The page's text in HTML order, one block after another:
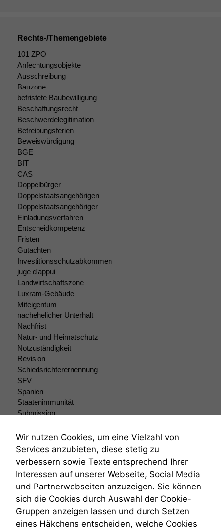
Rechts-/Themengebiete
101 ZPO
Anfechtungsobjekte
Ausschreibung
Bauzone
befristete Baubewilligung
Beschaffungsrecht
Beschwerdelegitimation
Betreibungsferien
Beweiswürdigung
BGE
BIT
CAS
Doppelbürger
Doppelstaatsangehörigen
Doppelstaatsangehöriger
Einladungsverfahren
Entscheidkompetenz
Fristen
Gutachten
Investitionsschutzabkommen
juge d'appui
Landwirtschaftszone
Luxram-Gebäude
Miteigentum
nachehelicher Unterhalt
Nachfrist
Natur- und Heimatschutz
Notzuständigkeit
Revision
Schiedsrichterernennung
SFV
Spanien
Staatenimmunität
Submission
Teilungsklage
Venezuela
VRK
Wiederherstellungsanordnung
Zivilprozessordnung
ZPO
Zustellfiktion
Zuständigkeit
Öffentliches Personalrecht
Wir nutzen Cookies, um eine Vielzahl von
Services anzubieten, diese stetig zu
verbessern sowie Texte entsprechend Ihrer
Interessen auf unserer Webseite, Social Media
und Partnerwebseiten anzuzeigen. Sie können
sich die Cookies durch Auswahl der Cookie-
Gruppen anzeigen lassen und durch Setzen
eines Häkchens entscheiden, welche Cookies
funktionieren.
Marketing
Wir speichern
anonyme Daten ab,
um interne
marketingtechnische
Auswertungen
durchführen zu
können. Diese helfen